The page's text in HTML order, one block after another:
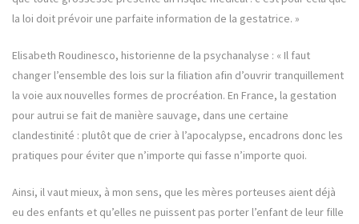
la loi doit prévoir une parfaite information de la gestatrice. »
Elisabeth Roudinesco, historienne de la psychanalyse : « Il faut
changer l’ensemble des lois sur la filiation afin d’ouvrir tranquillement
la voie aux nouvelles formes de procréation. En France, la gestation
pour autrui se fait de manière sauvage, dans une certaine
clandestinité : plutôt que de crier à l’apocalypse, encadrons donc les
pratiques pour éviter que n’importe qui fasse n’importe quoi.
Ainsi, il vaut mieux, à mon sens, que les mères porteuses aient déjà
eu des enfants et qu’elles ne puissent pas porter l’enfant de leur fille